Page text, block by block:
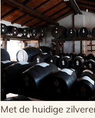
Met de huidige